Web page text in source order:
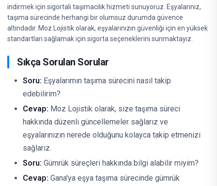
indirmek için sigortalı taşımacılık hizmeti sunuyoruz. Eşyalarınız,
taşıma sürecinde herhangi bir olumsuz durumda güvence
altındadır. Moz Lojistik olarak, eşyalarınızın güvenliği için en yüksek
standartları sağlamak için sigorta seçeneklerini sunmaktayız.
Sıkça Sorulan Sorular
Soru: Eşyalarımın taşıma sürecini nasıl takip
edebilirim?
Cevap: Moz Lojistik olarak, size taşıma süreci
hakkında düzenli güncellemeler sağlarız ve
eşyalarınızın nerede olduğunu kolayca takip etmenizi
sağlarız.
Soru: Gümrük süreçleri hakkında bilgi alabilir miyim?
Cevap: Gana'ya eşya taşıma sürecinde gümrük